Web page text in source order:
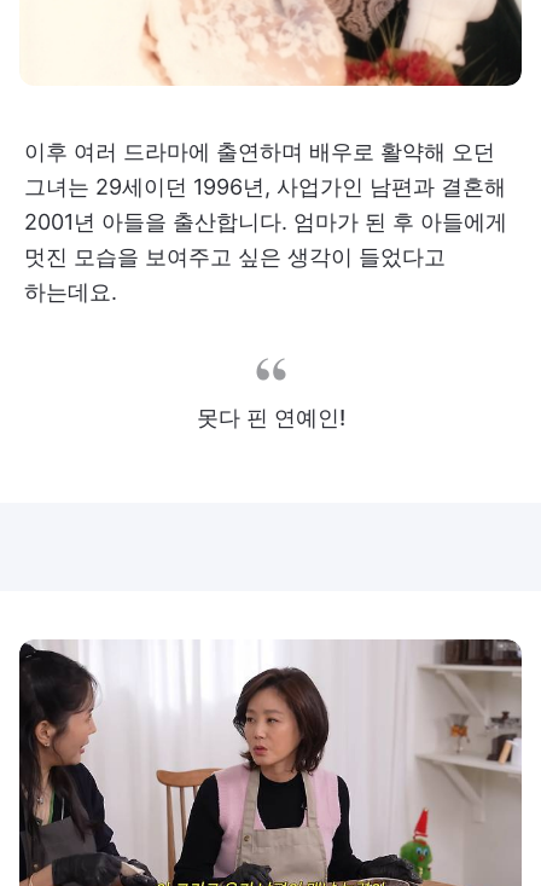
이후 여러 드라마에 출연하며 배우로 활약해 오던
그녀는 29세이던 1996년, 사업가인 남편과 결혼해
2001년 아들을 출산합니다. 엄마가 된 후 아들에게
멋진 모습을 보여주고 싶은 생각이 들었다고
하는데요.
못다 핀 연예인!